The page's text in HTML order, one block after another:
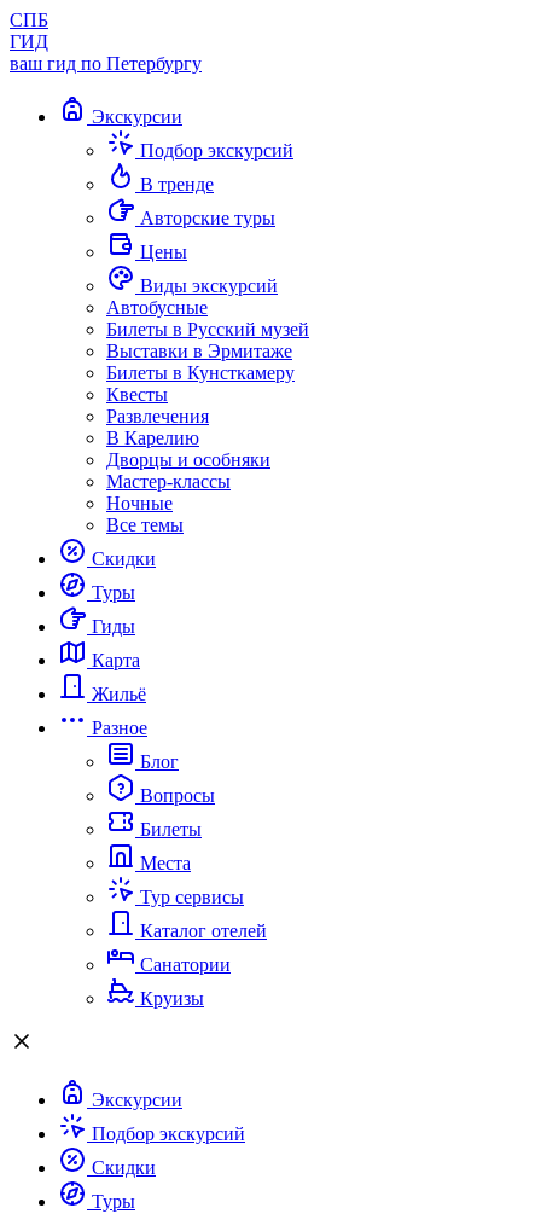
СПБ
ГИД
ваш гид по Петербургу
Экскурсии
Подбор экскурсий
В тренде
Авторские туры
Цены
Виды экскурсий
Автобусные
Билеты в Русский музей
Выставки в Эрмитаже
Билеты в Кунсткамеру
Квесты
Развлечения
В Карелию
Дворцы и особняки
Мастер-классы
Ночные
Все темы
Скидки
Туры
Гиды
Карта
Жильё
Разное
Блог
Вопросы
Билеты
Места
Тур сервисы
Каталог отелей
Санатории
Круизы
Экскурсии
Подбор экскурсий
Скидки
Туры